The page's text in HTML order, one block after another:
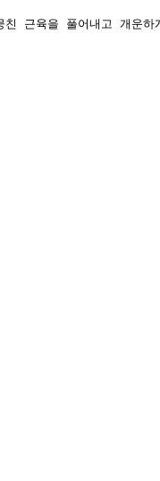
친 근육을 풀어내고 개운